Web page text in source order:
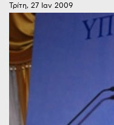
Τρίτη, 27 Ιαν 2009